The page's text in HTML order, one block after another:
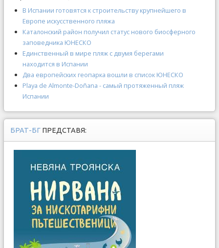
В Испании готовятся к строительству крупнейшего в
Европе искусственного пляжа
Каталонский район получил статус нового биосферного
заповедника ЮНЕСКО
Единственный в мире пляж с двумя берегами
находится в Испании
Два европейских геопарка вошли в список ЮНЕСКО
Рlaya de Almonte-Doñana - самый протяженный пляж
Испании
БРАТ-БГ ПРЕДСТАВЯ: